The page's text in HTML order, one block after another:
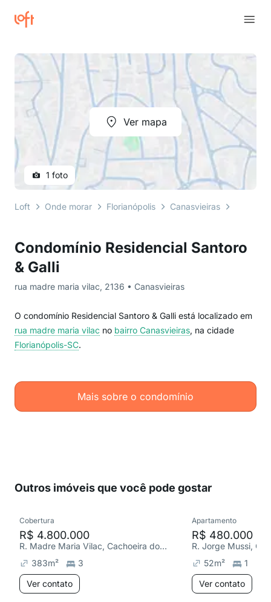
Condomínio Residencial Santoro
& Galli
rua madre maria vilac, 2136 • Canasvieiras
O condomínio Residencial Santoro & Galli está localizado em
rua madre maria vilac no bairro Canasvieiras, na cidade
Florianópolis-SC.
Mais sobre o condomínio
Ver mapa
1 foto
Loft Onde morar Florianópolis Canasvieiras
Outros imóveis que você pode gostar
Cobertura
R$ 4.800.000
R. Madre Maria Vilac, Cachoeira do bom Jesus
383m²
3
Ver contato
Apartamento
R$ 480.000
R. Jorge Mussi,
52m² 1
Ver contato